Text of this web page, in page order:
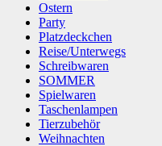
Ostern
Party
Platzdeckchen
Reise/Unterwegs
Schreibwaren
SOMMER
Spielwaren
Taschenlampen
Tierzubehör
Weihnachten